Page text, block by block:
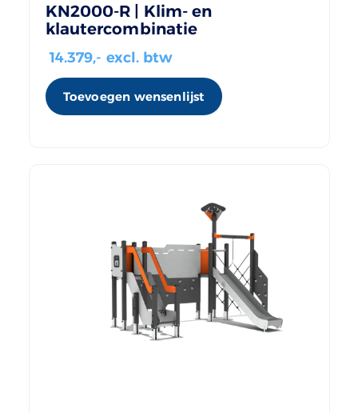
KN2000-R | Klim- en
klautercombinatie
14.379,- excl. btw
Toevoegen wensenlijst